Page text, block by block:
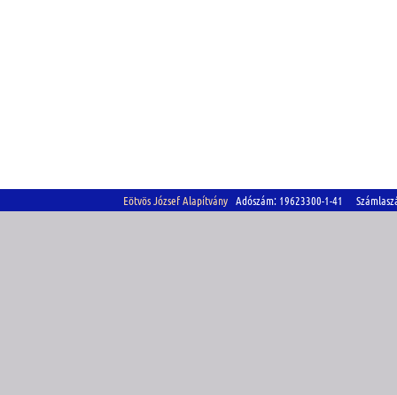
Eötvös József Alapítvány Adószám: 19623300-1-41